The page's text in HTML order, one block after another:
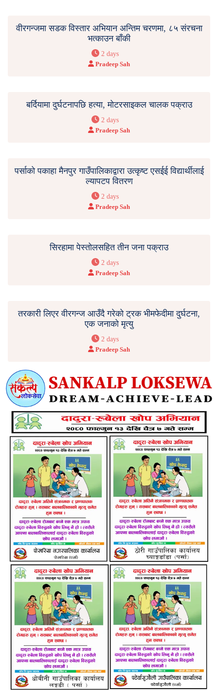
वीरगन्जमा सडक विस्तार अभियान अन्तिम चरणमा, ८५ संरचना
भत्काउन बाँकी
2 days
Pradeep Sah
बर्दियामा दुर्घटनापछि हत्या, मोटरसाइकल चालक पक्राउ
2 days
Pradeep Sah
पर्साको पकाहा मैनपुर गाउँपालिकाद्वारा उत्कृष्ट एसईई विद्यार्थीलाई
ल्यापटप वितरण
2 days
Pradeep Sah
सिरहामा पेस्तोलसहित तीन जना पक्राउ
2 days
Pradeep Sah
तरकारी लिएर वीरगन्ज आउँदै गरेको ट्रक भीमफेदीमा दुर्घटना,
एक जनाको मृत्यु
2 days
Pradeep Sah